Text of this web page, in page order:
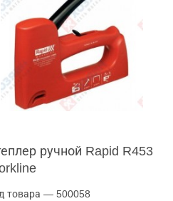
ручной Rapid R453
товара — 500058